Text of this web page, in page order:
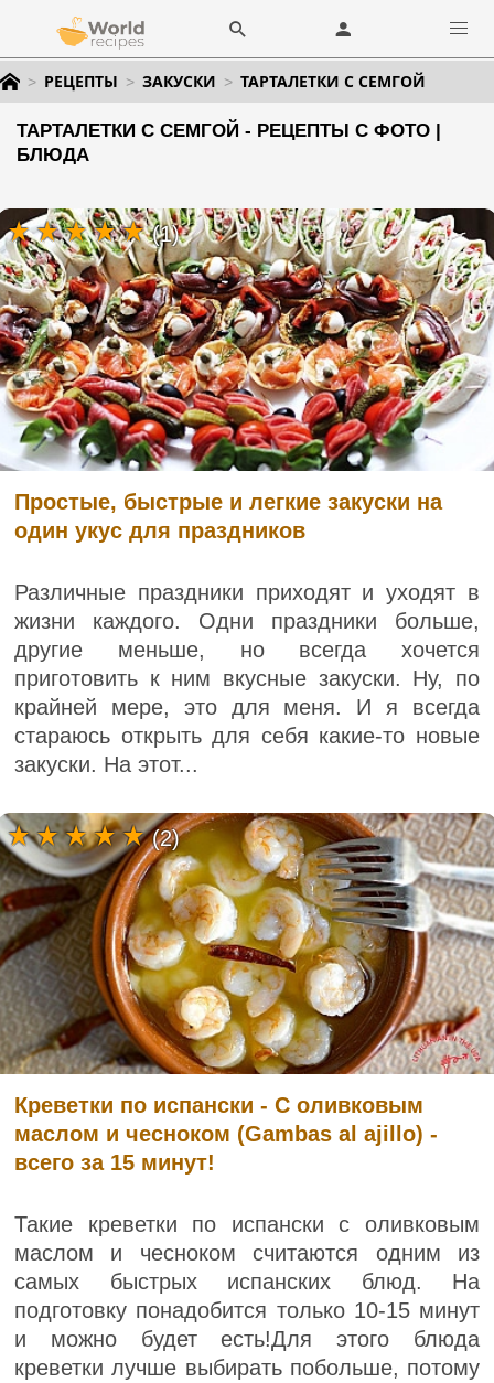
РЕЦЕПТЫ ЗАКУСКИ ТАРТАЛЕТКИ С СЕМГОЙ
ТАРТАЛЕТКИ С СЕМГОЙ - РЕЦЕПТЫ С ФОТО |
БЛЮДА
Простые, быстрые и легкие закуски на
один укус для праздников
Различные праздники приходят и уходят в
жизни каждого. Одни праздники больше,
другие меньше, но всегда хочется
приготовить к ним вкусные закуски. Ну, по
крайней мере, это для меня. И я всегда
стараюсь открыть для себя какие-то новые
закуски. На этот...
(1)
Креветки по испански - С оливковым
маслом и чесноком (Gambas al ajillo) -
всего за 15 минут!
Такие креветки по испански с оливковым
маслом и чесноком считаются одним из
самых быстрых испанских блюд. На
подготовку понадобится только 10-15 минут
и можно будет есть!Для этого блюда
креветки лучше выбирать побольше, потому
(2)